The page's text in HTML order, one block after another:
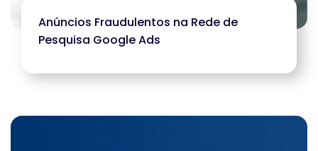
Anúncios Fraudulentos na Rede de
Pesquisa Google Ads